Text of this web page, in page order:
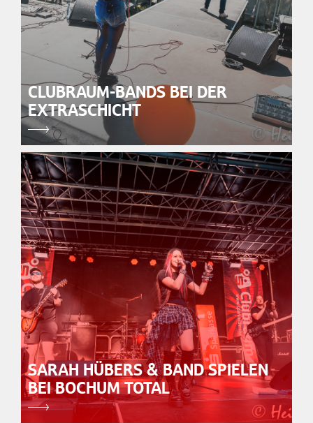
CLUBRAUM-BANDS BEI DER
EXTRASCHICHT
SARAH HÜBERS & BAND SPIELEN
BEI BOCHUM TOTAL